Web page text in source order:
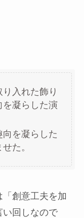
入れた飾り
凝らした演
向を凝らした
た。
創意工夫を加
い回しなので